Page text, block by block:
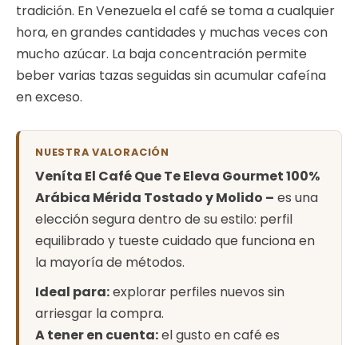
tradición. En Venezuela el café se toma a cualquier
hora, en grandes cantidades y muchas veces con
mucho azúcar. La baja concentración permite
beber varias tazas seguidas sin acumular cafeína
en exceso.
NUESTRA VALORACIÓN
Veníta El Café Que Te Eleva Gourmet 100%
Arábica Mérida Tostado y Molido – es una
elección segura dentro de su estilo: perfil
equilibrado y tueste cuidado que funciona en
la mayoría de métodos.
Ideal para:explorar perfiles nuevos sin
arriesgar la compra.
A tener en cuenta:el gusto en café es